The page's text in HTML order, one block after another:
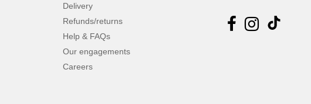
Delivery
Refunds/returns
Help & FAQs
Our engagements
Careers